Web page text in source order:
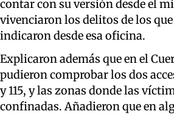
contar con su versión desde el
vivenciaron los delitos de los
indicaron desde esa oficina.
Explicaron además que en el
pudieron comprobar los dos
y 115, y las zonas donde las
confinadas. Añadieron que en